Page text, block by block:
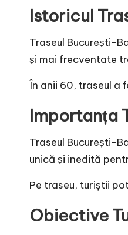
Istoricul
Traseul București-
și mai frecventate
În anii 60, traseul a
Importanța
Traseul București-
unică și inedită
Pe traseu, turiștii
Obiective